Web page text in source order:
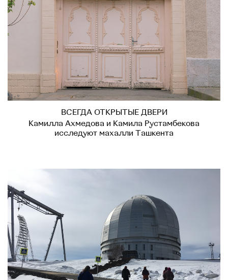
ВСЕГДА ОТКРЫТЫЕ ДВЕРИ
Камилла Ахмедова и Камила Рустамбекова
исследуют махалли Ташкента